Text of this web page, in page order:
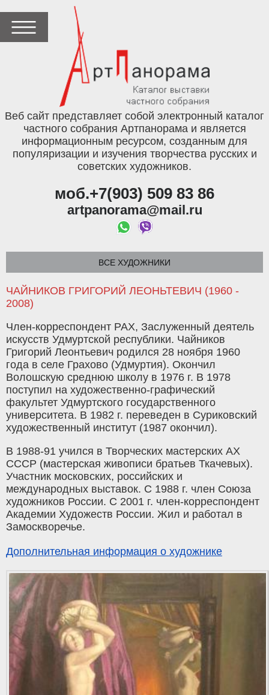
Веб сайт представляет собой электронный каталог
частного собрания Артпанорама и является
информационным ресурсом, созданным для
популяризации и изучения творчества русских и
советских художников.
моб.+7(903) 509 83 86
artpanorama@mail.ru
ВСЕ ХУДОЖНИКИ
ЧАЙНИКОВ ГРИГОРИЙ ЛЕОНЬТЕВИЧ (1960 -
2008)
Член-корреспондент РАХ, Заслуженный деятель
искусств Удмуртской республики. Чайников
Григорий Леонтьевич родился 28 ноября 1960
года в селе Грахово (Удмуртия). Окончил
Волошскую среднюю школу в 1976 г. В 1978
поступил на художественно-графический
факультет Удмуртского государственного
университета. В 1982 г. переведен в Суриковский
художественный институт (1987 окончил).
В 1988-91 учился в Творческих мастерских АХ
СССР (мастерская живописи братьев Ткачевых).
Участник московских, российских и
международных выставок. С 1988 г. член Союза
художников России. С 2001 г. член-корреспондент
Академии Художеств России. Жил и работал в
Замоскворечье.
Дополнительная информация о художнике